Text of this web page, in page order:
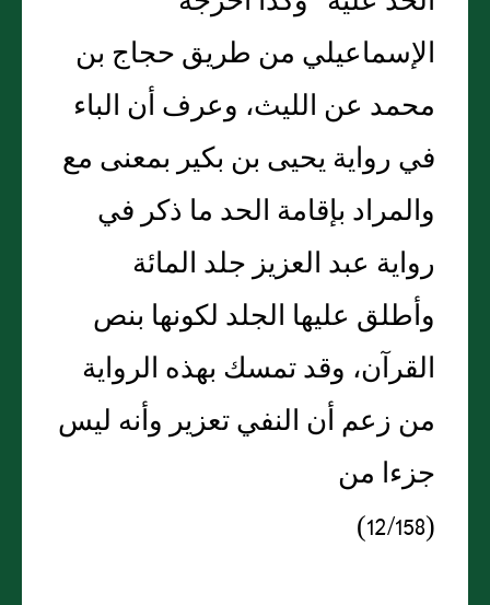
الإسماعيلي من طريق حجاج بن
محمد عن الليث، وعرف أن الباء
في رواية يحيى بن بكير بمعنى مع
والمراد بإقامة الحد ما ذكر في
رواية عبد العزيز جلد المائة
وأطلق عليها الجلد لكونها بنص
القرآن، وقد تمسك بهذه الرواية
من زعم أن النفي تعزير وأنه ليس
جزءا من
(12/158)